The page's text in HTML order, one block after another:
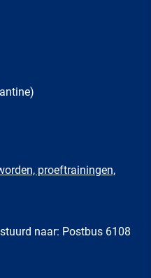
proeftrainingen,
naar: Postbus 6108